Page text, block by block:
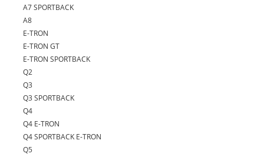
A7 SPORTBACK
A8
E-TRON
E-TRON GT
E-TRON SPORTBACK
Q2
Q3
Q3 SPORTBACK
Q4
Q4 E-TRON
Q4 SPORTBACK E-TRON
Q5